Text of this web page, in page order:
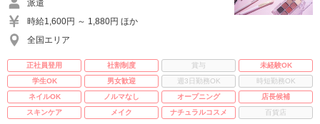
派遣
時給1,600円 ～ 1,880円 ほか
全国エリア
正社員登用 社割制度 賞与
未経験OK
学生OK
男女歓迎 週3日勤務OK
時短勤務OK
ネイルOK
ノルマなし オープニング
店長候補
スキンケア
メイク ナチュラルコスメ 百貨店